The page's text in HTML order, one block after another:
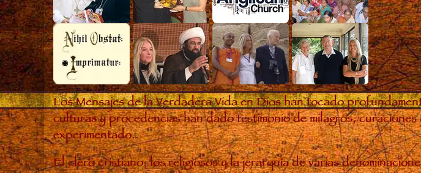
Los Mensajes de la Verdadera Vida en Dios han tocado
culturas y procedencias han dado testimonio de milagros,
experimentado..
El clero cristiano, los religiosos y la jerarquía de varias